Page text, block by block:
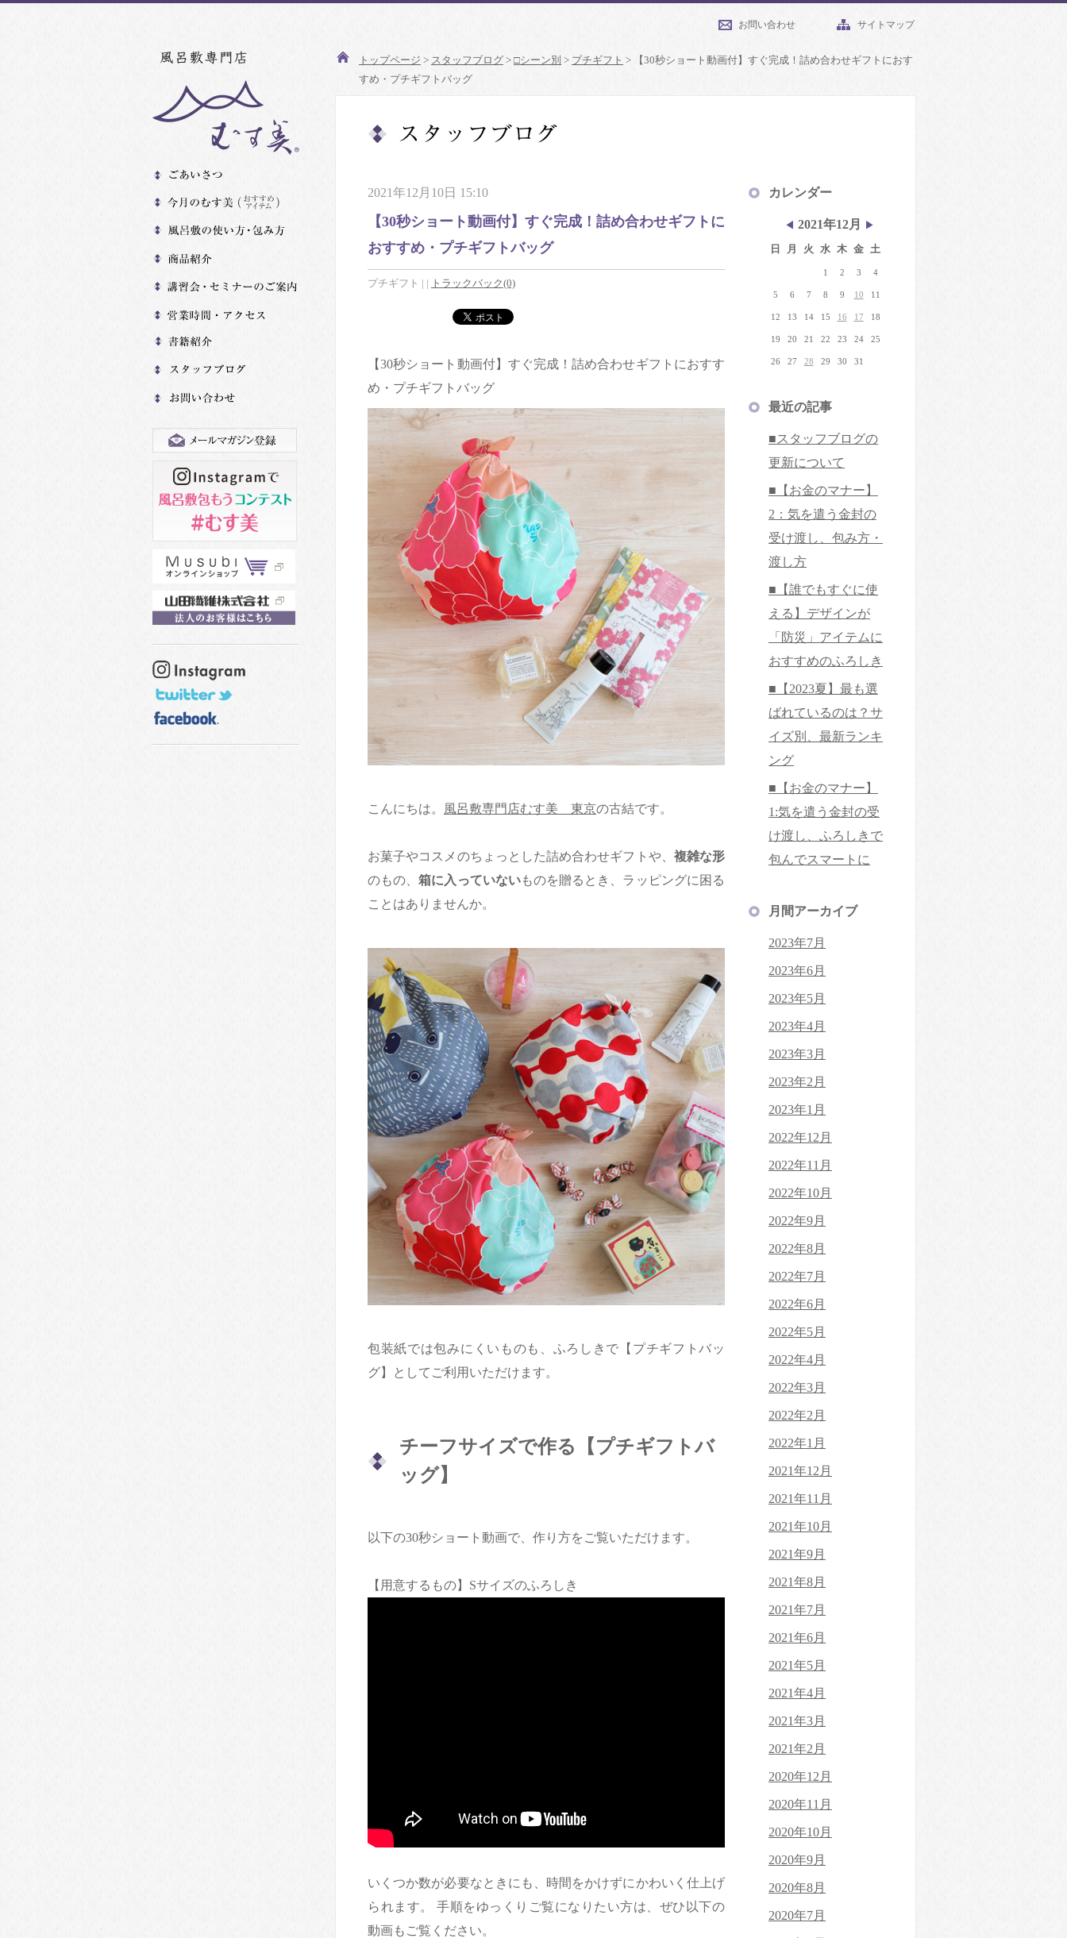
お問い合わせ サイトマップ
トップページ > スタッフブログ > □シーン別 > プチギフト >
【30秒ショート動画付】すぐ完成！詰め合わせギフトにおす
すめ・プチギフトバッグ
2021年12月10日 15:10
【30秒ショート動画付】すぐ完成！詰め合わせギフトに
おすすめ・プチギフトバッグ
プチギフト | | トラックバック(0)
【30秒ショート動画付】すぐ完成！詰め合わせギフトにおすす
め・プチギフトバッグ
こんにちは。 風呂敷専門店むす美 東京の古結です。
お菓子やコスメのちょっとした詰め合わせギフトや、 複雑な形
のもの、箱に入っていないものを贈るとき、ラッピングに困る
ことはありませんか。
包装紙では包みにくいものも、ふろしきで【プチギフトバッ
グ】としてご利用いただけます。
チーフサイズで作る【プチギフトバ
ッグ】
以下の30秒ショート動画で、作り方をご覧いただけます。
【用意するもの】Sサイズのふろしき
いくつか数が必要なときにも、時間をかけずにかわいく仕上げ
られます。 手順をゆっくりご覧になりたい方は、ぜひ以下の
動画もご覧ください。
カレンダー
◀ 2021年12月
▶
日
月 火 水 木 金 土
1 2 3 4
5 6 7 8 9 10 11
12 13 14 15 16 17 18
19 20 21 22 23 24 25
26 27 28 29 30 31
最近の記事
■スタッフブログの
更新について
■【お金のマナー】
2：気を遣う金封の
受け渡し、包み方・
渡し方
■【誰でもすぐに使
える】デザインが
「防災」アイテムに
おすすめのふろしき
■【2023夏】最も選
ばれているのは？サ
イズ別、最新ランキ
ング
■【お金のマナー】
1:気を遣う金封の受
け渡し、ふろしきで
包んでスマートに
月間アーカイブ
2023年7月
2023年6月
2023年5月
2023年4月
2023年3月
2023年2月
2023年1月
2022年12月
2022年11月
2022年10月
2022年9月
2022年8月
2022年7月
2022年6月
2022年5月
2022年4月
2022年3月
2022年2月
2022年1月
2021年12月
2021年11月
2021年10月
2021年9月
2021年8月
2021年7月
2021年6月
2021年5月
2021年4月
2021年3月
2021年2月
2020年12月
2020年11月
2020年10月
2020年9月
2020年8月
2020年7月